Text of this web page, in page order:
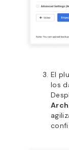
El
los